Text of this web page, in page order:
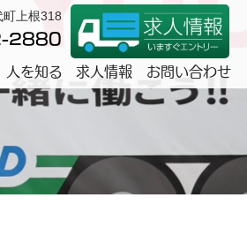
上根318
2880
人を知る 求人情報 お問い合わせ